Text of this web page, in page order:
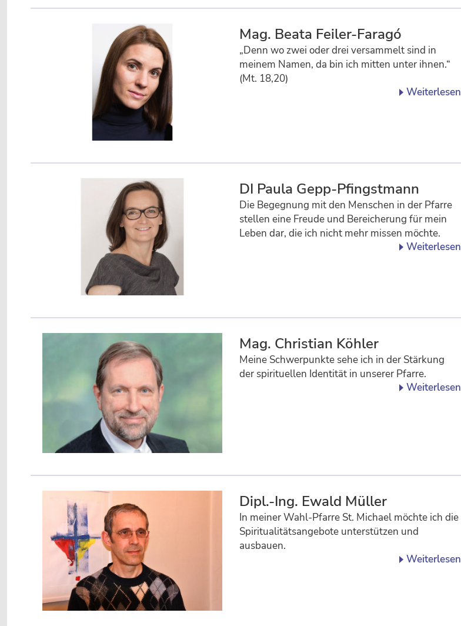
Mag. Beata Feiler-Faragó
„Denn wo zwei oder drei versammelt sind in
meinem Namen, da bin ich mitten unter ihnen.“
(Mt. 18,20)
Weiterlesen
DI Paula Gepp-Pfingstmann
Die Begegnung mit den Menschen in der Pfarre
stellen eine Freude und Bereicherung für mein
Leben dar, die ich nicht mehr missen möchte.
Weiterlesen
Mag. Christian Köhler
Meine Schwerpunkte sehe ich in der Stärkung
der spirituellen Identität in unserer Pfarre.
Weiterlesen
Dipl.-Ing. Ewald Müller
In meiner Wahl-Pfarre St. Michael möchte ich die
Spiritualitätsangebote unterstützen und
ausbauen.
Weiterlesen